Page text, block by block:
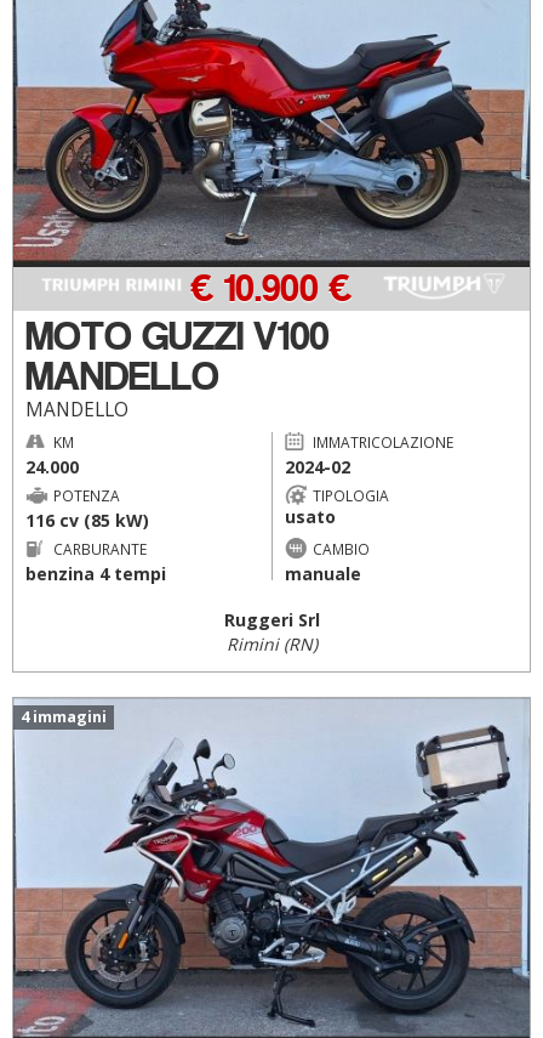
MOTO GUZZI V100
MANDELLO
MANDELLO
€ 10.900 €
KM
24.000
IMMATRICOLAZIONE
2024-02
POTENZA
116 cv (85 kW)
TIPOLOGIA
usato
CARBURANTE
benzina 4 tempi
CAMBIO
manuale
Ruggeri Srl
Rimini (RN)
4 immagini